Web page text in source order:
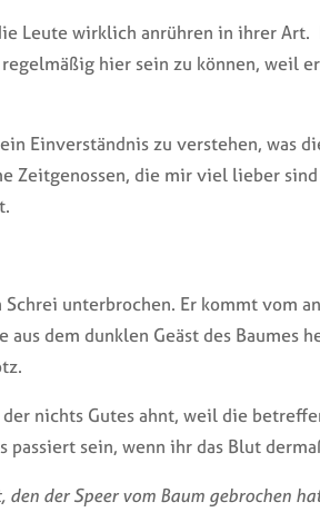
Leute wirklich anrühren in ihrer
hier sein zu können, weil
Einverständnis zu verstehen,
Zeitgenossen, die mir viel lieber
unterbrochen. Er kommt vom
dem dunklen Geäst des Baumes
nichts Gutes ahnt, weil die
passiert sein, wenn ihr das Blut
den der Speer vom Baum gebrochen